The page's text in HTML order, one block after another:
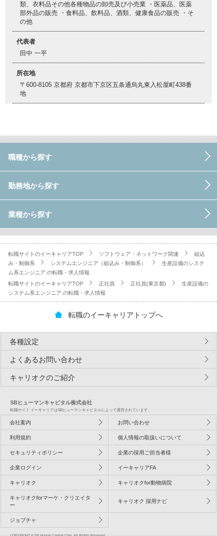
類、衣料品その他各種物品の卸売及び小売業 ・医薬品、医薬
部外品の販売 ・食料品、飲料品、酒類、健康食品の販売 ・そ
の他
代表者
田中 一平
所在地
〒600-8105 京都府 京都市下京区五条通烏丸東入松屋町438番
地
職種から探す
勤務地から探す
業種から探す
転職サイトのイーキャリアTOP ソフトウェア・ネットワーク関連
組込
み・制御系
システムエンジニア（組込み・制御系）
生産設備のシステ
ム系エンジニア.の転職・求人情報
転職サイトのイーキャリアTOP
正社員 正社員(東京都)
生産設備の
システム系エンジニア.の転職・求人情報
転職のイーキャリアトップへ
各種設定
よくあるお問い合わせ
キャリオクのご紹介
SBヒューマンキャピタル株式会社
転職サイト イーキャリアはSBヒューマンキャピタルによって運営されています。
会社案内 お問い合わせ
利用規約 個人情報の取扱いについて
セキュリティポリシー 企業の採用ご担当者様
企業ログイン イーキャリアFA
キャリオク キャリオクfor動物病院
キャリオクforマーケ・クリエイタ
ー
キャリオク 採用ナビ
ジョブチャ